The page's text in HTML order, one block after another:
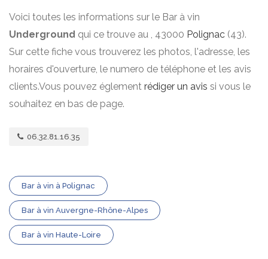
Voici toutes les informations sur le Bar à vin
Underground qui ce trouve au , 43000 Polignac (43).
Sur cette fiche vous trouverez les photos, l'adresse, les
horaires d'ouverture, le numero de téléphone et les avis
clients.Vous pouvez églement rédiger un avis si vous le
souhaitez en bas de page.
06.32.81.16.35
Bar à vin à Polignac
Bar à vin Auvergne-Rhône-Alpes
Bar à vin Haute-Loire